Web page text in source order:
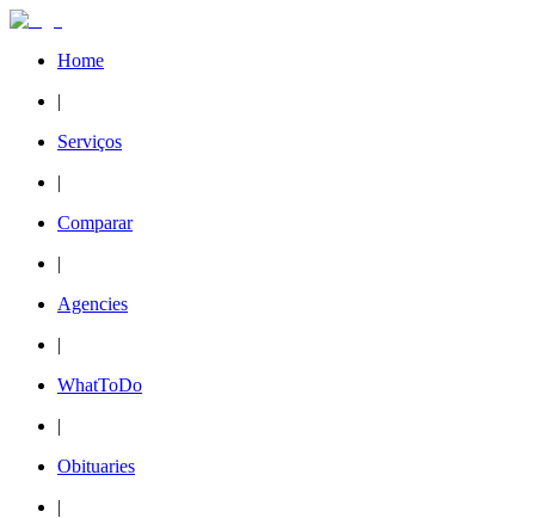
Home
|
Serviços
|
Comparar
|
Agencies
|
WhatToDo
|
Obituaries
|